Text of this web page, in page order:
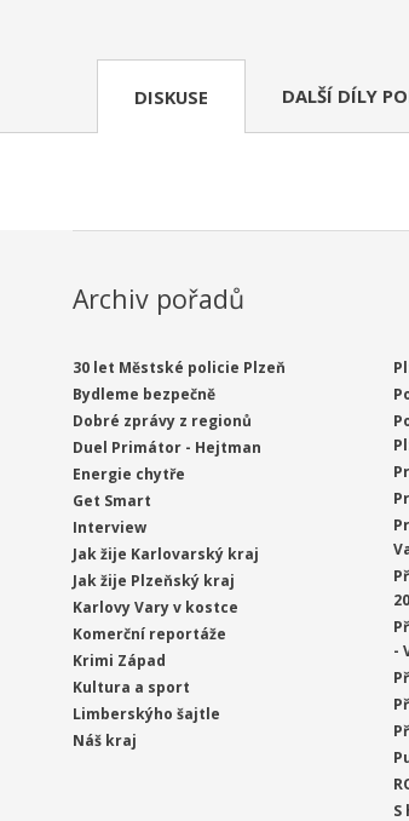
DISKUSE DALŠÍ DÍLY
Archiv pořadů
30 let Městské policie Plzeň
Bydleme bezpečně
Dobré zprávy z regionů
Duel Primátor - Hejtman
Energie chytře
Get Smart
Interview
Jak žije Karlovarský kraj
Jak žije Plzeňský kraj
Karlovy Vary v kostce
Komerční reportáže
Krimi Západ
Kultura a sport
Limberskýho šajtle
Náš kraj
-